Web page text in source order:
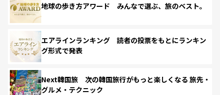
地球の歩き方アワード みんなで選ぶ、旅のベスト。
エアラインランキング 読者の投票をもとにランキン
グ形式で発表
Next韓国旅 次の韓国旅行がもっと楽しくなる 旅先・
グルメ・テクニック